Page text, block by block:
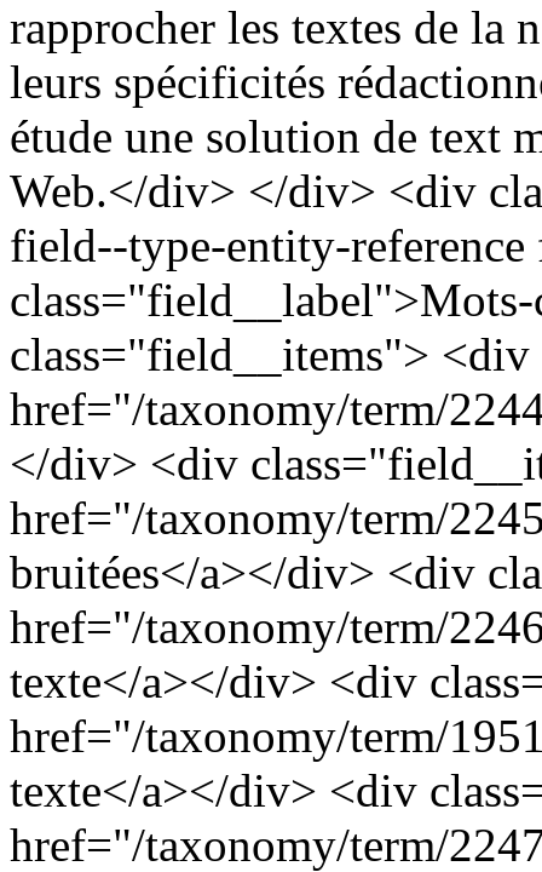
rapprocher les textes de la
leurs spécificités
étude une solution de text
Web.</div> </div> <div
field--type-entity-
class="field__items">
href="/taxonomy/term/
</div> <div
href="/taxonomy/term/
bruitées</a></div> <div
href="/taxonomy/term/
texte</a></div> <div
href="/taxonomy/term/
texte</a></div> <div
href="/taxonomy/term/